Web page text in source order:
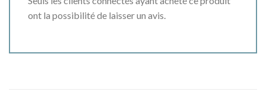
ont la possibilité de laisser un avis.